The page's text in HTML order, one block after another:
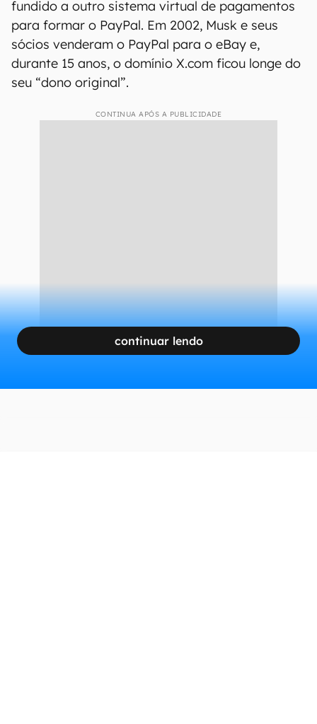
fundido a outro sistema virtual de pagamentos
para formar o PayPal. Em 2002, Musk e seus
sócios venderam o PayPal para o eBay e,
durante 15 anos, o domínio X.com ficou longe do
seu “dono original”.
CONTINUA APÓS A PUBLICIDADE
continuar lendo